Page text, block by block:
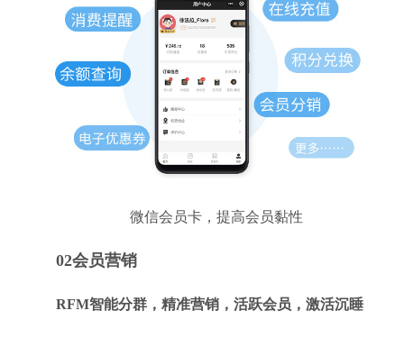
微信会员卡，提高会员黏性
02会员营销
RFM智能分群，精准营销，活跃会员，激活沉睡